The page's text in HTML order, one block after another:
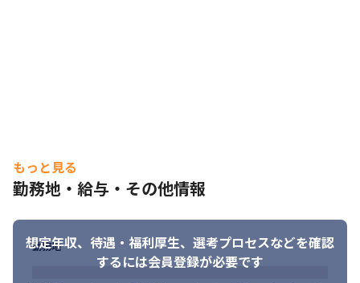
新人からベテラン社員まで幅広く参加しています。現場に入った
際は緊張せずに話ができ、躊躇せずに質問ができるようになった
メンバーが多く、スムーズにコミュニケーションをとれる環境を
もっと見る
勤務地・給与・その他情報
想定年収、待遇・福利厚生、 選考プロセスなどを確認
するには会員登録が必要です
勤務地